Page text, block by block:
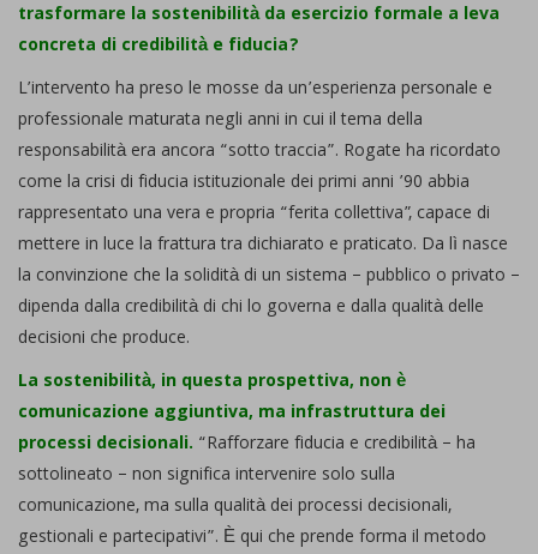
trasformare la sostenibilità da esercizio formale a leva
concreta di credibilità e fiducia?
L’intervento ha preso le mosse da un’esperienza personale e
professionale maturata negli anni in cui il tema della
responsabilità era ancora “sotto traccia”. Rogate ha ricordato
come la crisi di fiducia istituzionale dei primi anni ’90 abbia
rappresentato una vera e propria “ferita collettiva”, capace di
mettere in luce la frattura tra dichiarato e praticato. Da lì nasce
la convinzione che la solidità di un sistema – pubblico o privato –
dipenda dalla credibilità di chi lo governa e dalla qualità delle
decisioni che produce.
La sostenibilità, in questa prospettiva, non è
comunicazione aggiuntiva, ma infrastruttura dei
processi decisionali. “Rafforzare fiducia e credibilità – ha
sottolineato – non significa intervenire solo sulla
comunicazione, ma sulla qualità dei processi decisionali,
gestionali e partecipativi”. È qui che prende forma il metodo